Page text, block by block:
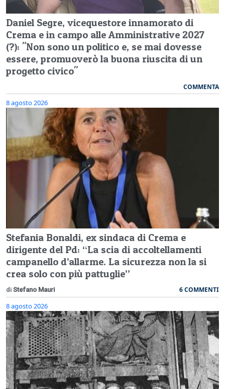
Daniel Segre, vicequestore innamorato di
Crema e in campo alle Amministrative 2027
(?): "Non sono un politico e, se mai dovesse
essere, promuoverò la buona riuscita di un
progetto civico"
COMMENTA
8 agosto 2026
Stefania Bonaldi, ex sindaca di Crema e
dirigente del Pd: “La scia di accoltellamenti
campanello d’allarme. La sicurezza non la si
crea solo con più pattuglie”
di Stefano Mauri 6 COMMENTI
8 agosto 2026